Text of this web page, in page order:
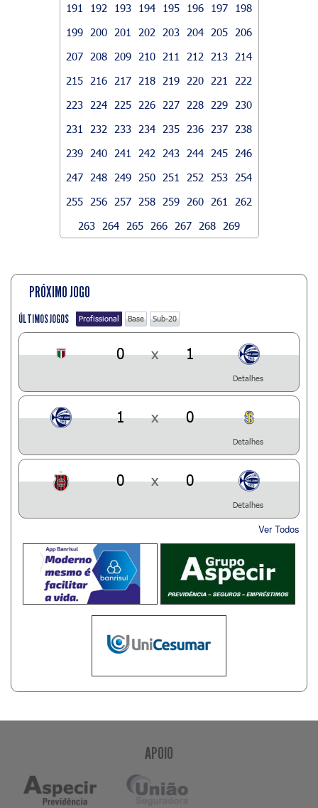
191
192 193 194 195 196 197
198
199
200 201 202 203 204 205
206
207
208 209 210 211 212 213
214
215
216 217 218 219 220 221
222
223
224 225 226 227 228 229
230
231
232 233 234 235 236 237
238
239
240 241 242 243 244 245
246
247
248 249 250 251 252 253
254
255
256 257 258 259 260 261
262
263
264 265 266 267 268 269
PRÓXIMO JOGO
ÚLTIMOS JOGOS Profissional Base Sub-20
0 x 1
Detalhes
1 x 0
Detalhes
0 x 0
Detalhes
Ver Todos
APOIO